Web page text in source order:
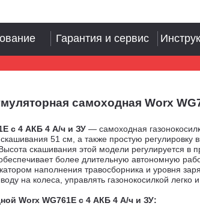
самоходная Worx
с 4 АКБ 4 А/ч и ЗУ — самоходная
51 см, а также простую регулировку
скашивания этой модели регулируется в
более длительную автономную
наполнения травосборника и уровня
на колеса, управлять газонокосилкой легко и
Worx WG761E с 4 АКБ 4 А/ч и ЗУ:
Гарантия и сервис